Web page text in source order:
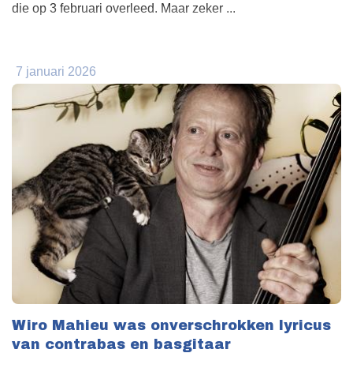
die op 3 februari overleed. Maar zeker ...
7 januari 2026
Wiro Mahieu was onverschrokken lyricus
van contrabas en basgitaar